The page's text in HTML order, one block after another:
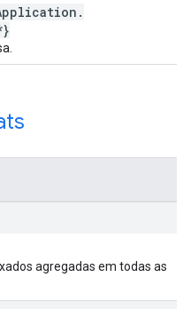
.
agregadas em todas as